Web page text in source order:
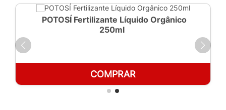
POTOSÍ Fertilizante Líquido Orgânico
250ml
COMPRAR